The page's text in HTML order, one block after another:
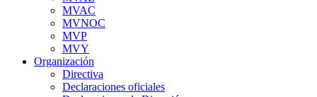
MVAC
MVNOC
MVP
MVY
Organización
Directiva
Declaraciones oficiales